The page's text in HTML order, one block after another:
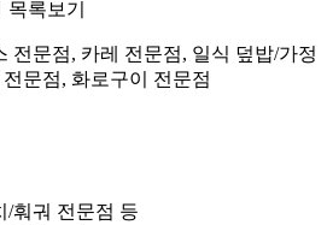
목록보기
전문점, 카레 전문점, 일식 덮밥/가정
문점, 화로구이 전문점
/훠궈 전문점 등